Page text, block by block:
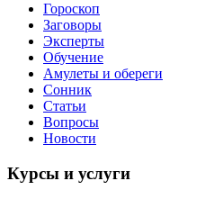
Гороскоп
Заговоры
Эксперты
Обучение
Амулеты и обереги
Сонник
Статьи
Вопросы
Новости
Курсы и услуги